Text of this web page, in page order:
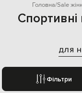
Головна Sale
ДЛЯ
Фільтри